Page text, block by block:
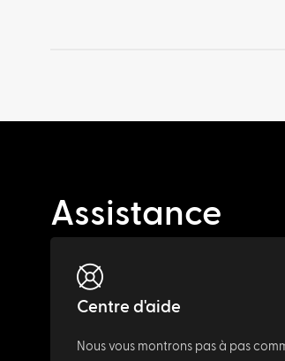
Assistance
Centre d'aide
Nous vous montrons pas à pas